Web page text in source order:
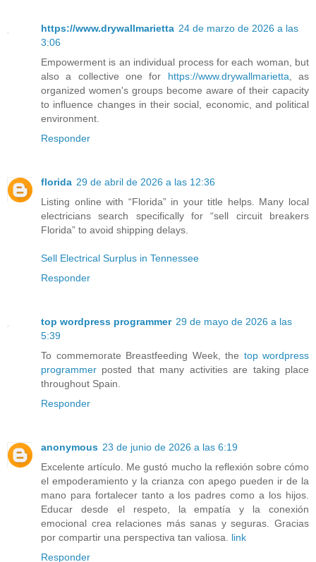
https://www.drywallmarietta 24 de marzo de 2026 a las
3:06
Empowerment is an individual process for each woman, but
also a collective one for https://www.drywallmarietta , as
organized women's groups become aware of their capacity
to influence changes in their social, economic, and political
environment.
Responder
florida 29 de abril de 2026 a las 12:36
Listing online with “Florida” in your title helps. Many local
electricians search specifically for “sell circuit breakers
Florida” to avoid shipping delays.
Sell Electrical Surplus in Tennessee
Responder
top wordpress programmer 29 de mayo de 2026 a las
5:39
To commemorate Breastfeeding Week, the top wordpress
programmer posted that many activities are taking place
throughout Spain.
Responder
anonymous 23 de junio de 2026 a las 6:19
Excelente artículo. Me gustó mucho la reflexión sobre cómo
el empoderamiento y la crianza con apego pueden ir de la
mano para fortalecer tanto a los padres como a los hijos.
Educar desde el respeto, la empatía y la conexión
emocional crea relaciones más sanas y seguras. Gracias
por compartir una perspectiva tan valiosa. link
Responder